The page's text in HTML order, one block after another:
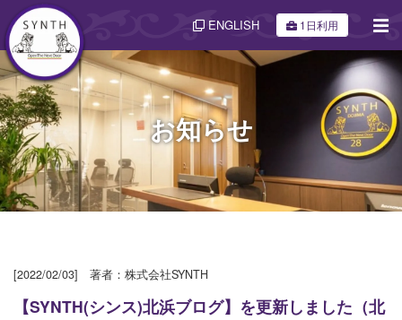
ENGLISH 1日利用
お知らせ
[2022/02/03] 著者：株式会社SYNTH
【SYNTH(シンス)北浜ブログ】を更新しました（北